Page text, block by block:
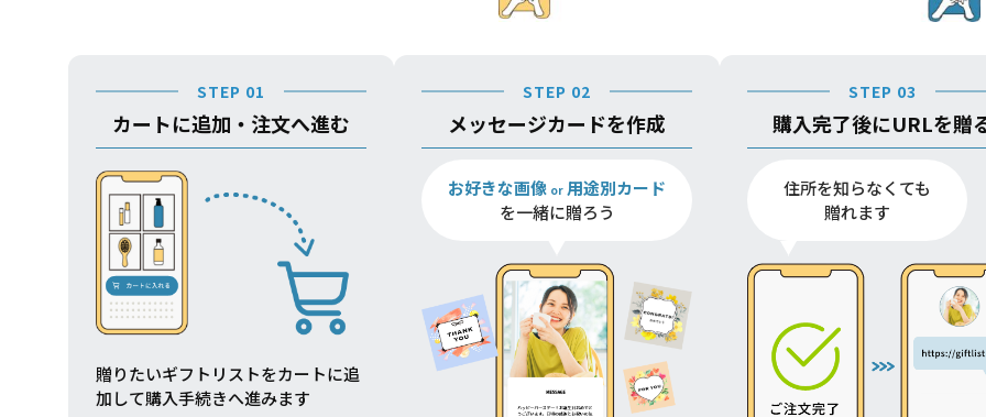
STEP 01
カートに追加・注文へ進む
贈りたいギフトリストをカートに追
加して購入手続きへ進みます
STEP 02
メッセージカードを作成
お好きな画像 or 用途別カード
を一緒に贈ろう
STEP 03
購入完了後にURLを贈
住所を知らなくても
贈れます